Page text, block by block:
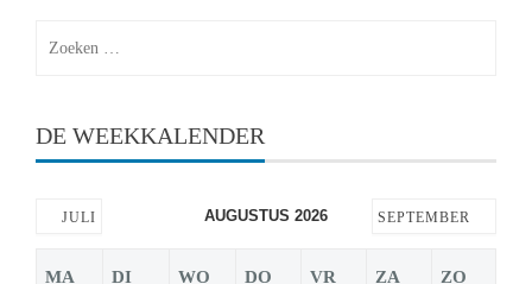
DE WEEKKALENDER
JULI AUGUSTUS 2026 SEPTEMBER
MA DI WO DO VR ZA ZO